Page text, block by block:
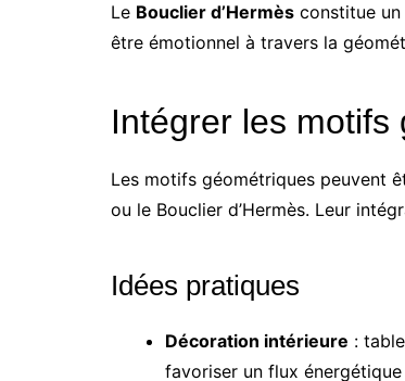
Le Bouclier d’Hermès constitue
être émotionnel à travers la
Intégrer les motifs
Les motifs géométriques peuvent
ou le Bouclier d’Hermès. Leur
Idées pratiques
Décoration intérieure :
favoriser un flux